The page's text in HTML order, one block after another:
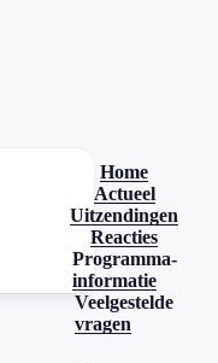
Home
Actueel
Uitzendingen
Reacties
Programma-
informatie
Veelgestelde
vragen